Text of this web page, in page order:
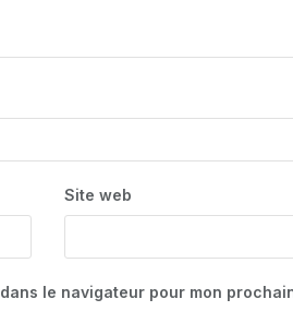
Site web
le navigateur pour mon